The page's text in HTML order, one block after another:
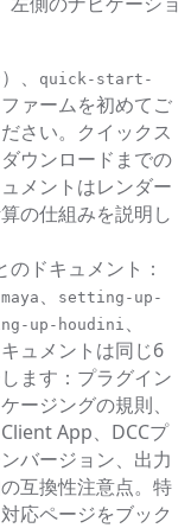
、
quick-start-
ァームを初めてご
さい。クイックス
ウンロードまでの
メントはレンダー
の仕組みを説明し
ドキュメント：
、
setting-up-
up-houdini 、
ュメントは同じ6
ます：プラグイン
ージングの規則、
App、DCCプ
バージョン、出力
互換性注意点。特
応ページをブック